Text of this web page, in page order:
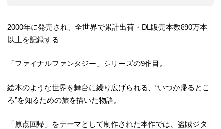
2000年に発売され、全世界で累計出荷・DL販売本数890万本
以上を記録する
「ファイナルファンタジー」シリーズの9作目。
絵本のような世界を舞台に繰り広げられる、“いつか帰るとこ
ろ”を知るための旅を描いた物語。
「原点回帰」をテーマとして制作された本作では、盗賊ジタ